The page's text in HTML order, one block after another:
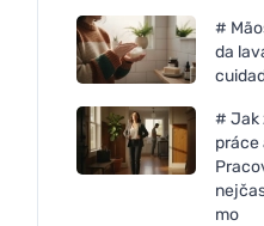
#
da
# Jak
práce
mo